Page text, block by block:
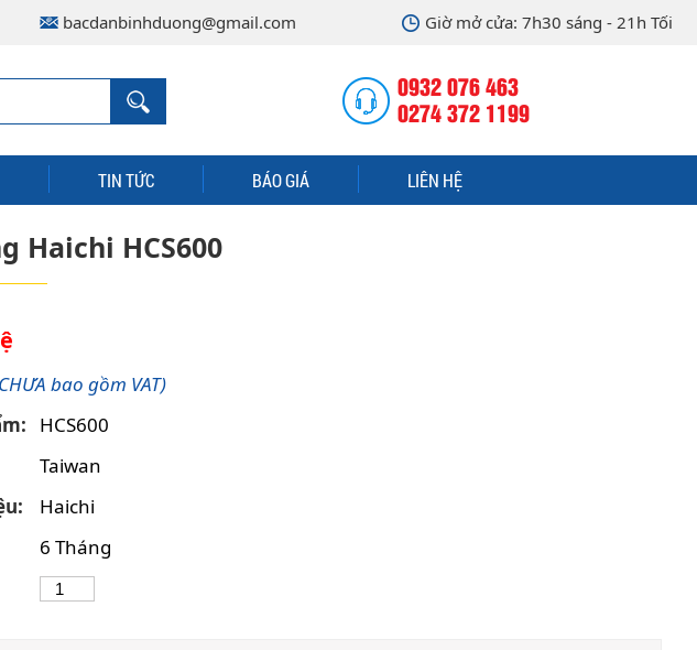
bacdanbinhduong@gmail.com Giờ mở cửa: 7h30 sáng - 21h Tối
0932 076 463
0274 372 1199
TIN TỨC BÁO GIÁ LIÊN HỆ
Haichi HCS600
bao gồm VAT)
HCS600
Taiwan
Haichi
6 Tháng